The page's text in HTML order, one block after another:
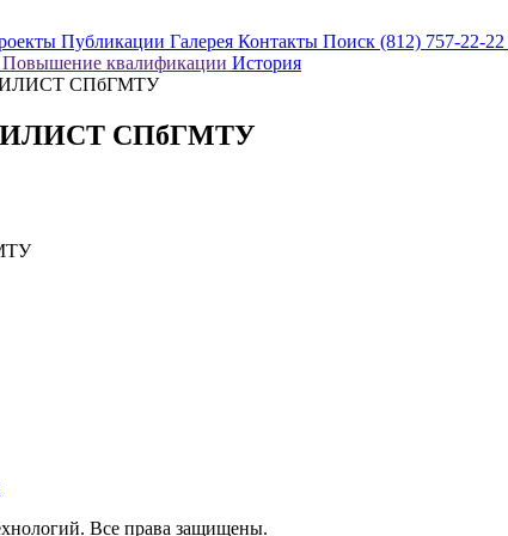
Публикации Галерея Контакты Поиск (812) 757-22-22
Повышение квалификации История
ИЛИСТ СПбГМТУ
ИЛИСТ СПбГМТУ
Все права защищены.